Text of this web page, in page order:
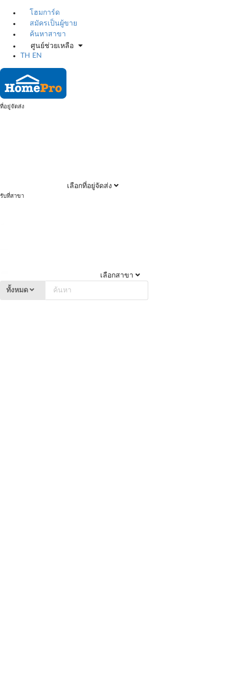
โฮมการ์ด
สมัครเป็นผู้ขาย
ค้นหาสาขา
ศูนย์ช่วยเหลือ
TH
EN
ที่อยู่จัดส่ง
เลือกที่อยู่จัดส่ง
รับที่สาขา
เลือกสาขา
ทั้งหมด